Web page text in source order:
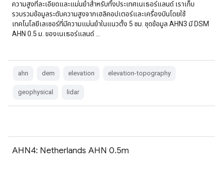
ความสูงที่ละเอียดและแม่นยำสำหรับทั้งประเทศเนเธอร์แลนด์ เราเก็บ
รวบรวมข้อมูลระดับความสูงจากเฮลิคอปเตอร์และเครื่องบินโดยใช้
เทคโนโลยีเลเซอร์ที่มีความแม่นยำในแนวตั้ง 5 ซม. ชุดข้อมูล AHN3 มี DSM
AHN 0.5 ม. ของเนเธอร์แลนด์ …
ahn dem elevation elevation-topography
geophysical lidar
AHN4: Netherlands AHN 0.5m